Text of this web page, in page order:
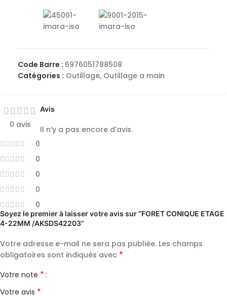
Code Barre : 6976051788508
Catégories : Outillage, Outillage a main
0 avis
0
0
0
0
0
Avis
Il n’y a pas encore d’avis.
Soyez le premier à laisser votre avis sur “FORET CONIQUE ETAGE
4-22MM /AKSDS42203”
Votre adresse e-mail ne sera pas publiée. Les champs
obligatoires sont indiqués avec *
Votre note *
Votre avis *